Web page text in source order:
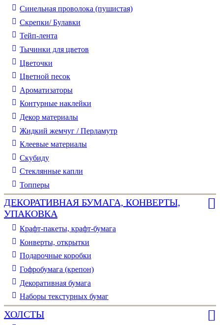
Синельная проволока (пушистая)
Скрепки/ Булавки
Тейп-лента
Тычинки для цветов
Цветочки
Цветной песок
Ароматизаторы
Контурные наклейки
Декор материалы
Жидкий жемчуг / Перламутр
Клеевые материалы
Скубиду
Стеклянные капли
Топперы
ДЕКОРАТИВНАЯ БУМАГА, КОНВЕРТЫ,
УПАКОВКА
Крафт-пакеты, крафт-бумага
Конверты, открытки
Подарочные коробки
Гофробумага (крепон)
Декоративная бумага
Наборы текстурных бумаг
ХОЛСТЫ